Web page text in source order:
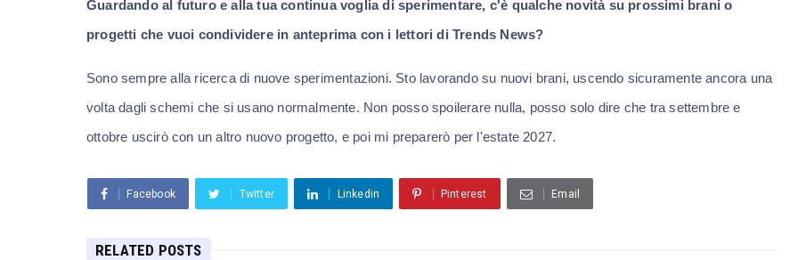
Guardando al futuro e alla tua continua voglia di sperimentare, c'è qualche novità su prossimi brani o
progetti che vuoi condividere in anteprima con i lettori di Trends News?
Sono sempre alla ricerca di nuove sperimentazioni. Sto lavorando su nuovi brani, uscendo sicuramente ancora una
volta dagli schemi che si usano normalmente. Non posso spoilerare nulla, posso solo dire che tra settembre e
ottobre uscirò con un altro nuovo progetto, e poi mi preparerò per l'estate 2027.
Facebook Twitter Linkedin Pinterest Email
RELATED POSTS